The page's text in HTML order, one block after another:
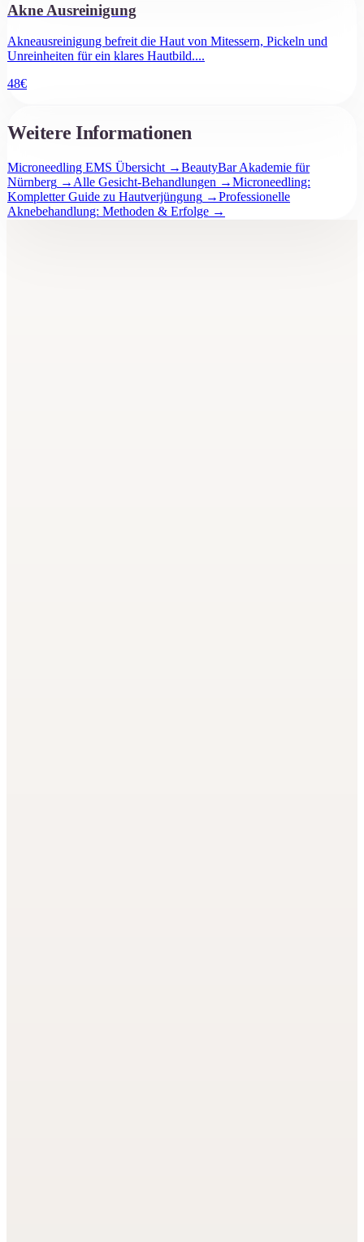
Akne Ausreinigung
Akneausreinigung befreit die Haut von Mitessern, Pickeln und
Unreinheiten für ein klares Hautbild....
48€
Weitere Informationen
Microneedling EMS Übersicht →BeautyBar Akademie für
Nürnberg → Alle Gesicht-Behandlungen →Microneedling:
Kompletter Guide zu Hautverjüngung →Professionelle
Aknebehandlung: Methoden & Erfolge →